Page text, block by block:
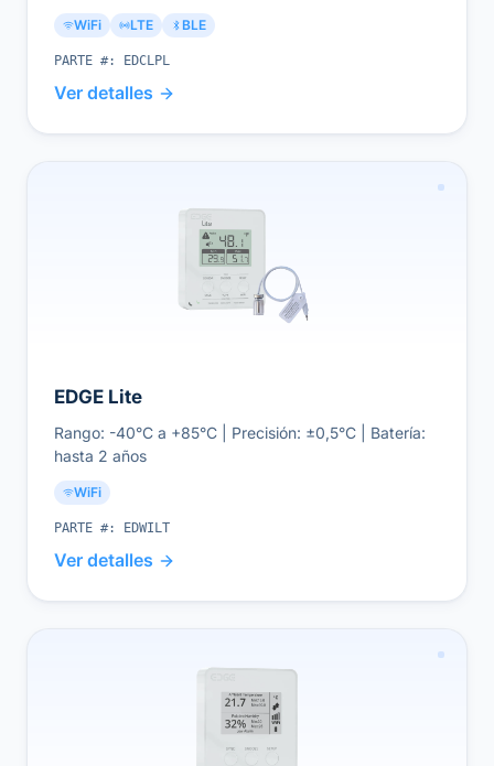
WiFi LTE BLE
PARTE #: EDCLPL
Ver detalles
EDGE Lite
Rango: -40°C a +85°C | Precisión: ±0,5°C | Batería:
hasta 2 años
WiFi
PARTE #: EDWILT
Ver detalles